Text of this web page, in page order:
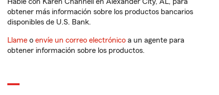
obtener más información sobre los productos bancarios
disponibles de U.S. Bank.
Llame o envíe un correo electrónico a un agente para
obtener información sobre los productos.